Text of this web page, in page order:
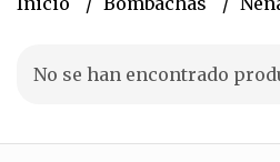
No se han encontrado